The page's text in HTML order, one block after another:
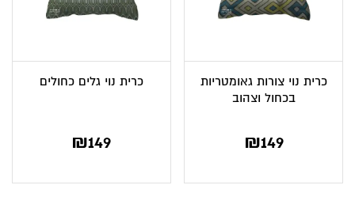
כרית נוי צורות גאומטריות
בכחול וצהוב
₪149
כרית נוי גלים כחולים
₪149